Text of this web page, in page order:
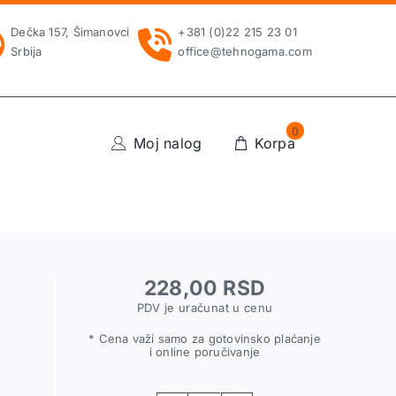
Dečka 157, Šimanovci
Srbija
+381 (0)22 215 23 01
office@tehnogama.com
Moj nalog Korpa
0
228,00 RSD
PDV je uračunat u cenu
* Cena važi samo za gotovinsko plaćanje
i online poručivanje